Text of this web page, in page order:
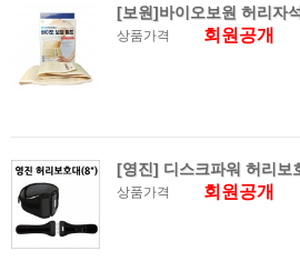
[보원]바이오보원 허리자
상품가격 회원공개
[영진] 디스크파워 허리보
상품가격 회원공개